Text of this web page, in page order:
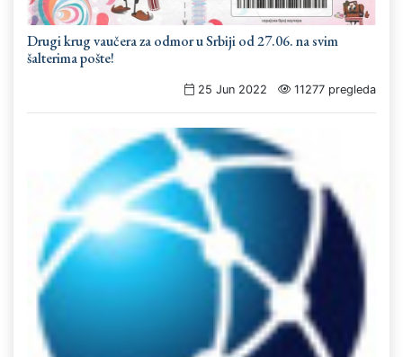
Drugi krug vaučera za odmor u Srbiji od 27.06. na svim
šalterima pošte!
25 Jun 2022 11277 pregleda